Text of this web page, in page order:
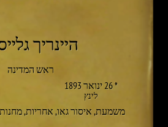
היינריך
ראש המדינה
* 26 ינואר 1893
לינץ
משמעת,איסור גאו,אחריות,מחנות